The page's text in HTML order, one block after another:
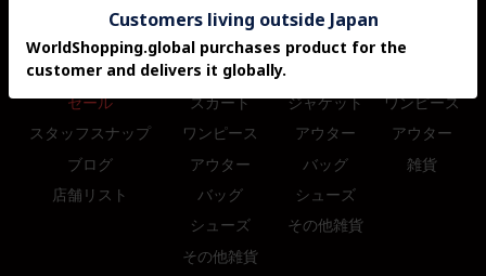
トピックス
新着アイテム
先行予約アイテム
セール
スタッフスナップ
ブログ
店舗リスト
トップス
ブラウス
パンツ
スカート
ワンピース
アウター
バッグ
シューズ
その他雑貨
トップス
シャツ
ジャケット
アウター
バッグ
シューズ
その他雑貨
パンツ
ワンピース
アウター
雑貨